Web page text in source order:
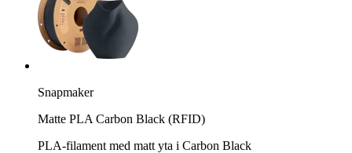
Snapmaker
Matte PLA Carbon Black (RFID)
PLA-filament med matt yta i Carbon Black